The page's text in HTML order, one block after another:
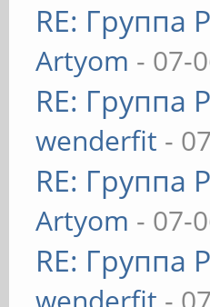
RE: Группа
Artyom - 07-
RE: Группа
wenderfit -
RE: Группа
Artyom - 07-
RE: Группа